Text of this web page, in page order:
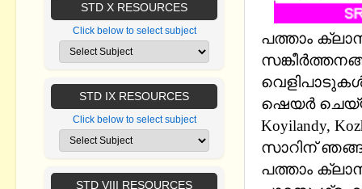
പത്താം
ഷെയര്‍
Koyilandy,
സാറിന്
പത്താം
STD X RESOURCES
Click below to select subject
STD IX RESOURCES
Click below to select subject
STD VIII RESOURCES